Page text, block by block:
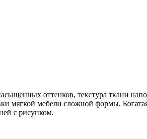
оттенков, текстура ткани
мягкой мебели сложной формы.
с рисунком.